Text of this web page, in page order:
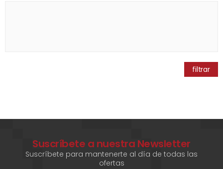
filtrar
Suscríbete a nuestra Newsletter
Suscríbete para mantenerte al día de todas las
ofertas